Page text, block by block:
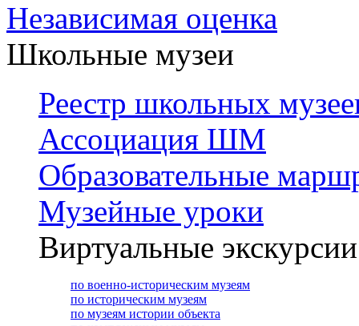
Независимая оценка
Школьные музеи
Реестр школьных
Ассоциация ШМ
Образовательные
Музейные уроки
Виртуальные экскурсии
по военно-историческим музеям
по историческим музеям
по музеям истории объекта